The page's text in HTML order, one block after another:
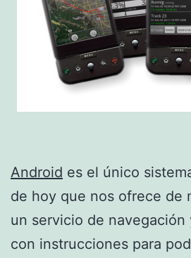
Android es el único
de hoy que nos ofrece de
un servicio de
con instrucciones para